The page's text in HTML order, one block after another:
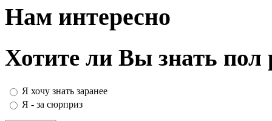
Нам интересно
Хотите ли Вы знать
Я хочу знать заранее
Я - за сюрприз